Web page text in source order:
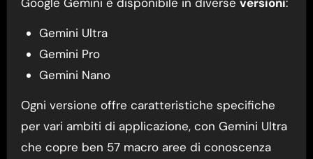
Gemini Ultra
Gemini Pro
Gemini Nano
Ogni versione offre caratteristiche specifiche
per vari ambiti di applicazione, con Gemini Ultra
che copre ben 57 macro aree di conoscenza